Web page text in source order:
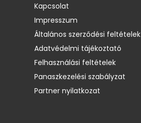
Kapcsolat
Impresszum
Általános szerződési feltételek
Adatvédelmi tájékoztató
Felhasználási feltételek
Panaszkezelési szabályzat
Partner nyilatkozat